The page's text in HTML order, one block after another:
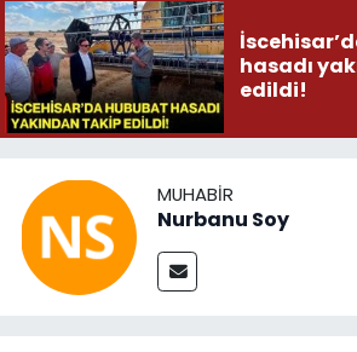
hasadı
edildi!
MUHABIR
Nurbanu Soy